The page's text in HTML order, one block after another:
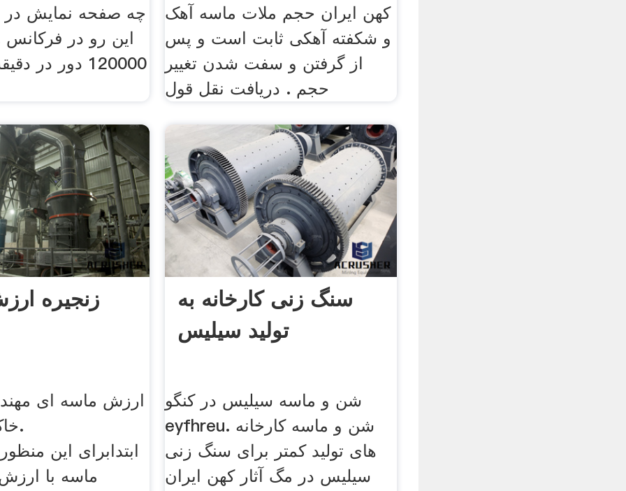
این رو در فرکانس
120000 دور
كهن ايران حجم ملات ماسه آهک
و شکفته آهکی ثابت است و پس
از گرفتن و سفت شدن تغییر
حجم . دریافت نقل قول
زنجیره
ارزش ماسه ای
ماسه با
سنگ زنی کارخانه به
تولید سیلیس
شن و ماسه سیلیس در کنگو
eyfhreu. شن و ماسه کارخانه
های تولید کمتر برای سنگ زنی
سیلیس در مگ آثار كهن ايران